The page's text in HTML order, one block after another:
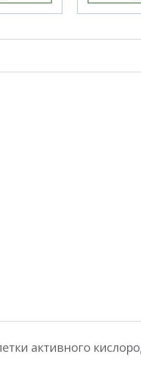
активного